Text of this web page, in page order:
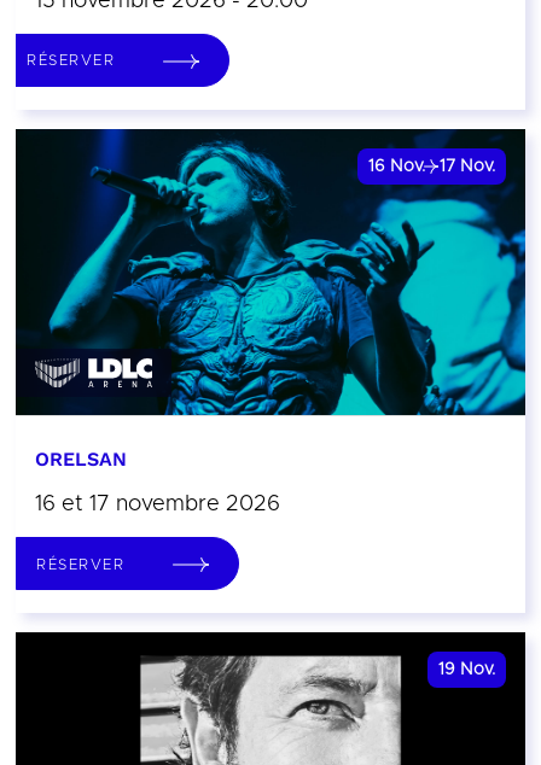
RÉSERVER
16 Nov. 17 Nov.
ORELSAN
16 et 17 novembre 2026
RÉSERVER
19 Nov.